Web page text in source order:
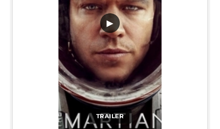
TRAILER
▶